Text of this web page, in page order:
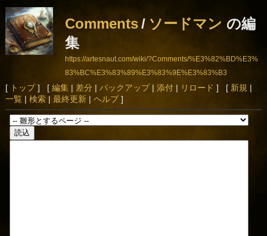
Comments/ ソードマン の編
集
https://artesnaut.com/wiki/?Comments/%E3%82%BD%E3%
83%BC%E3%83%89%E3%83%9E%E3%83%B3
[ トップ] [ 編集| 差分 | バックアップ| 添付| リロード ] [ 新規 |
一覧| 検索| 最終更新| ヘルプ]